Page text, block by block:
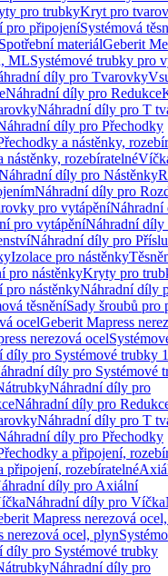
pro trubkyKryt pro
pro připojeníSystémová
Spotřební materiálGeberit
MLSystémové trubky pro
díly pro Tvarovky
Náhradní díly pro Redukce
Náhradní díly pro T
díly pro Přechodky
a nástěnky,
nástěnky, rozebíratelné
díly pro Nástěnky
Náhradní díly pro
pro vytápění
pro vytápěníNáhradní díly
Náhradní díly pro
Izolace pro nástěnky
pro nástěnkyKryty pro
pro nástěnkyNáhradní díly
těsněníSady šroubů pro
ocelGeberit Mapress
nerezová ocel
díly pro Systémové trubky
díly pro Systémové
Náhradní díly pro
Náhradní díly pro
Náhradní díly pro T
díly pro Přechodky
a připojení,
připojení, rozebíratelné
díly pro Axiální
Náhradní díly pro Víčka
Mapress nerezová
nerezová ocel, plyn
díly pro Systémové trubky
Náhradní díly pro